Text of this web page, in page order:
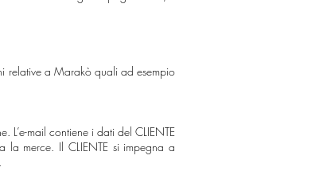
relative a Marakò quali ad esempio
L’e-mail contiene i dati del CLIENTE
merce. Il CLIENTE si impegna a